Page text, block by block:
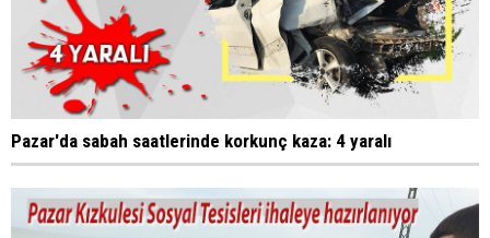
Pazar'da sabah saatlerinde korkunç kaza: 4 yaralı